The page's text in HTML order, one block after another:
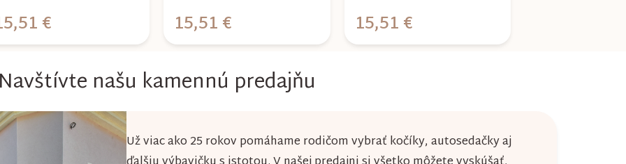
€ 15,51 € 15,51 €
Navštívte našu kamennú predajňu
Už viac ako 25 rokov pomáhame rodičom vybrať kočíky, autosedačky aj